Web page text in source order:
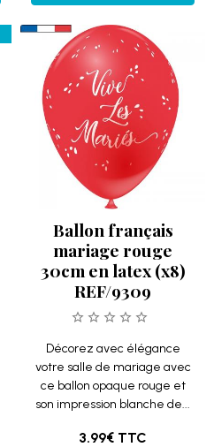
Ballon français
mariage rouge
30cm en latex (x8)
REF/9309
Décorez avec élégance
votre salle de mariage avec
ce ballon opaque rouge et
son impression blanche de...
3.99€ TTC